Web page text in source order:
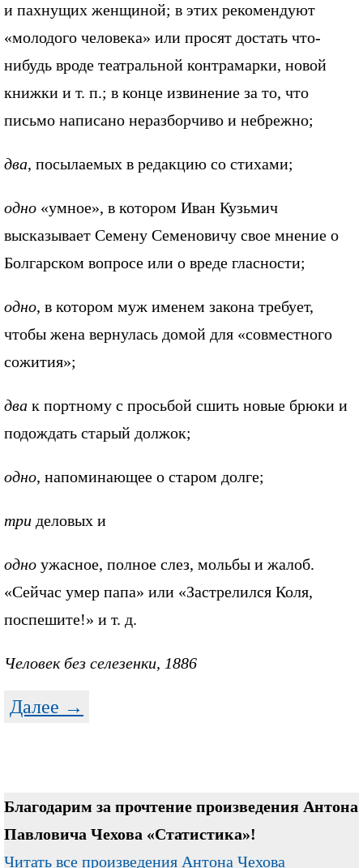
и пахнущих женщиной; в этих рекомендуют
«молодого человека» или просят достать что-
нибудь вроде театральной контрамарки, новой
книжки и т. п.; в конце извинение за то, что
письмо написано неразборчиво и небрежно;
два, посылаемых в редакцию со стихами;
одно «умное», в котором Иван Кузьмич
высказывает Семену Семеновичу свое мнение о
Болгарском вопросе или о вреде гласности;
одно, в котором муж именем закона требует,
чтобы жена вернулась домой для «совместного
сожития»;
два к портному с просьбой сшить новые брюки и
подождать старый должок;
одно, напоминающее о старом долге;
три деловых и
одно ужасное, полное слез, мольбы и жалоб.
«Сейчас умер папа» или «Застрелился Коля,
поспешите!» и т. д.
Человек без селезенки, 1886
Далее →
Благодарим за прочтение произведения Антона
Павловича Чехова «Статистика»!
Читать все произведения Антона Чехова